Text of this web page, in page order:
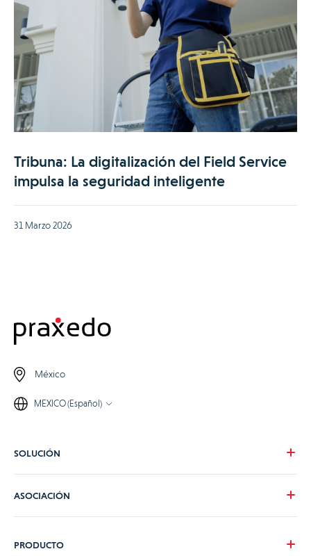
Tribuna: La digitalización del Field Service
impulsa la seguridad inteligente
31 Marzo 2026
México
MEXICO (Español)
SOLUCIÓN
Tarifas
ASOCIACIÓN
PRODUCTO